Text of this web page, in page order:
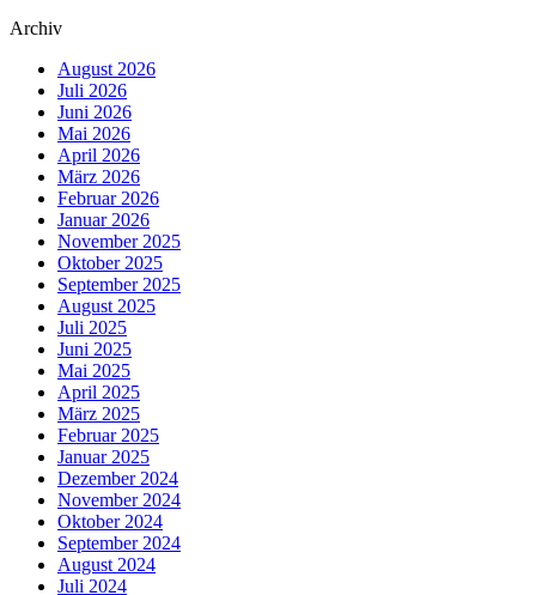
Archiv
August 2026
Juli 2026
Juni 2026
Mai 2026
April 2026
März 2026
Februar 2026
Januar 2026
November 2025
Oktober 2025
September 2025
August 2025
Juli 2025
Juni 2025
Mai 2025
April 2025
März 2025
Februar 2025
Januar 2025
Dezember 2024
November 2024
Oktober 2024
September 2024
August 2024
Juli 2024